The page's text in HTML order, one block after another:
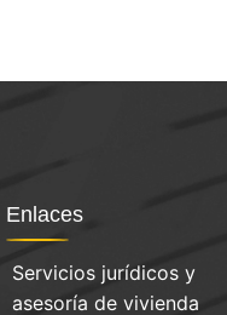
Enlaces
Servicios jurídicos y
asesoría de vivienda